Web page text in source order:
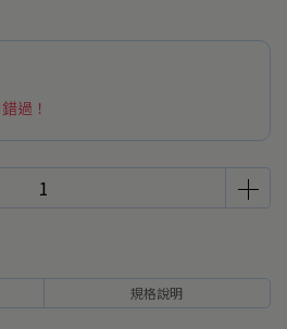
過！
規格說明